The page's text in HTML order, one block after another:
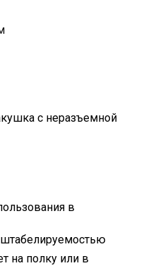
с неразъемной
в
на полку или в